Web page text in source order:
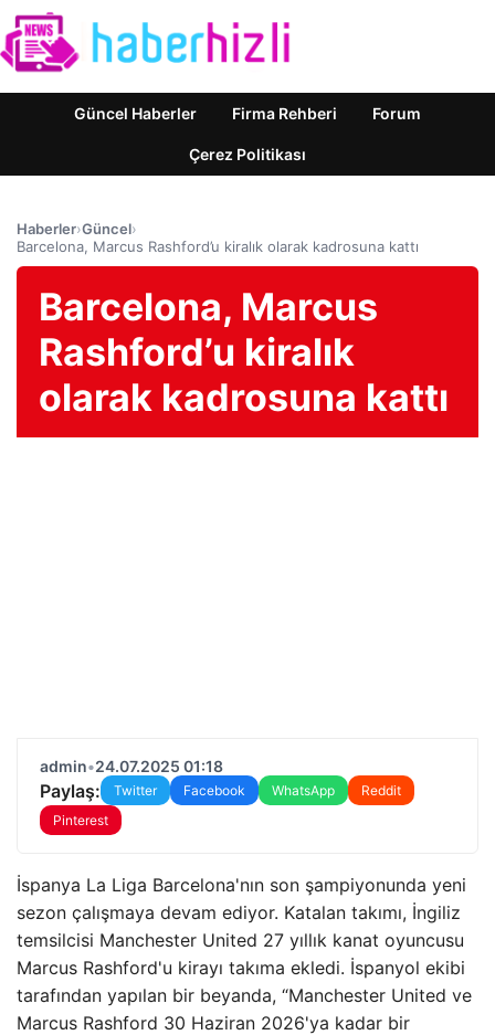
Güncel Haberler Firma Rehberi Forum
Çerez Politikası
Haberler›Güncel›
Barcelona, Marcus Rashford’u kiralık olarak kadrosuna kattı
Barcelona, Marcus
Rashford’u kiralık
olarak kadrosuna kattı
admin•24.07.2025 01:18
Paylaş: Twitter Facebook WhatsApp
Reddit
Pinterest
İspanya La Liga Barcelona'nın son şampiyonunda yeni
sezon çalışmaya devam ediyor. Katalan takımı, İngiliz
temsilcisi Manchester United 27 yıllık kanat oyuncusu
Marcus Rashford'u kirayı takıma ekledi. İspanyol ekibi
tarafından yapılan bir beyanda, “Manchester United ve
Marcus Rashford 30 Haziran 2026'ya kadar bir